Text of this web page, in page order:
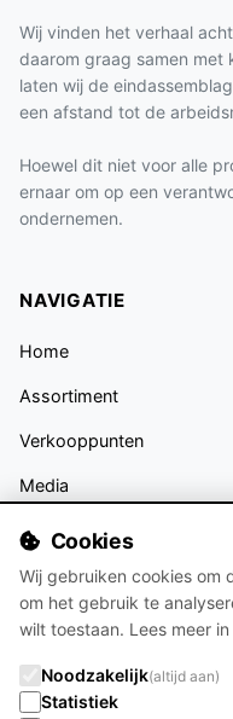
Wij vinden het verhaal
daarom graag samen met
laten wij de
een afstand tot de
Hoewel dit niet voor alle
ernaar om op een
ondernemen.
NAVIGATIE
Home
Assortiment
Verkooppunten
Media
Contact
VOLG ONS
Cookies
Wij gebruiken cookies om
om het gebruik te
wilt toestaan. Lees meer
Noodzakelijk(altijd aan)
Statistiek